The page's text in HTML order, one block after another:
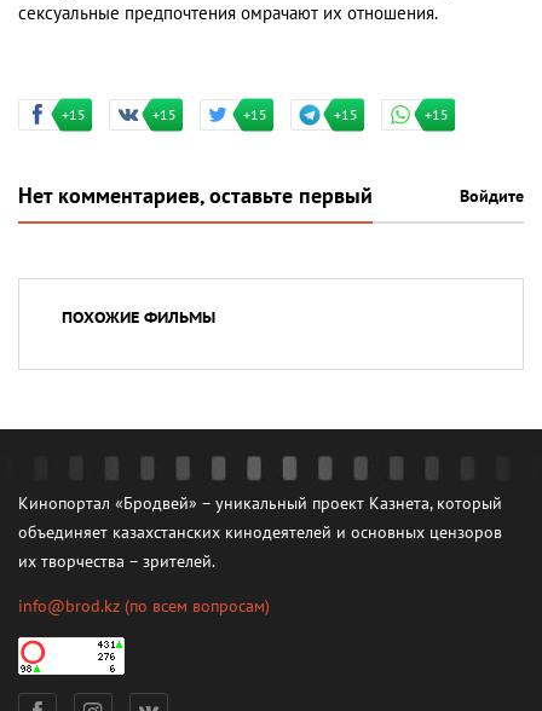
сексуальные предпочтения омрачают их отношения.
+15 +15 +15 +15 +15
Нет комментариев, оставьте первый Войдите
ПОХОЖИЕ ФИЛЬМЫ
Кинопортал «Бродвей» – уникальный проект Казнета, который
объединяет казахстанских кинодеятелей и основных цензоров
их творчества – зрителей.
info@brod.kz (по всем вопросам)